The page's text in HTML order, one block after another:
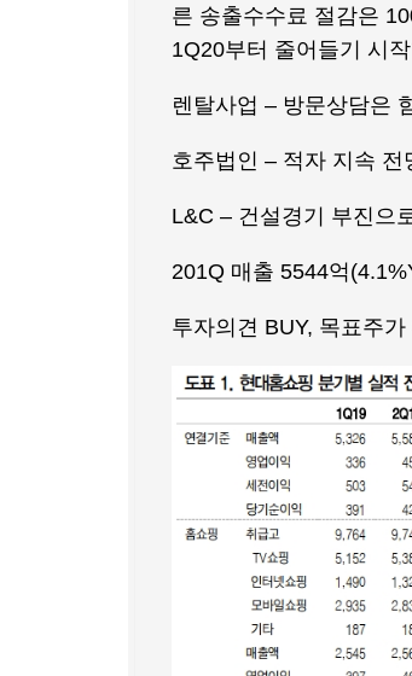
른 송출수수료 절감은
1Q20부터 줄어들기 시
렌탈사업 – 방문상담은
호주법인 – 적자 지속 전
L&C – 건설경기 부진으
201Q 매출 5544억
투자의견 BUY, 목표주